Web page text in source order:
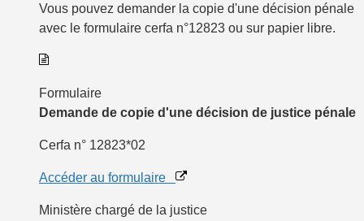
Vous pouvez demander la copie d'une décision pénale
avec le formulaire cerfa n°12823 ou sur papier libre.
Formulaire
Demande de copie d'une décision de justice pénale
Cerfa n° 12823*02
Accéder au formulaire
Ministère chargé de la justice